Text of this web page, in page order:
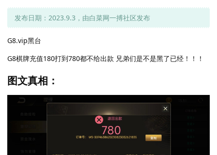
发布日期：2023.9.3，由白菜网一搏社区发布
G8.vip黑台
G8棋牌充值180打到780都不给出款 兄弟们是不是黑了已经！！！
图文真相：